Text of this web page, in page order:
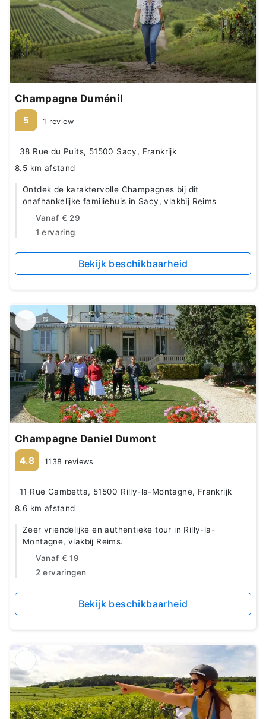
Champagne Duménil
5 1 review
38 Rue du Puits, 51500 Sacy, Frankrijk
8.5 km afstand
Ontdek de karaktervolle Champagnes bij dit
onafhankelijke familiehuis in Sacy, vlakbij Reims
Vanaf € 29
1 ervaring
Bekijk beschikbaarheid
Champagne Daniel Dumont
4.8 1138 reviews
11 Rue Gambetta, 51500 Rilly-la-Montagne, Frankrijk
8.6 km afstand
Zeer vriendelijke en authentieke tour in Rilly-la-
Montagne, vlakbij Reims.
Vanaf € 19
2 ervaringen
Bekijk beschikbaarheid